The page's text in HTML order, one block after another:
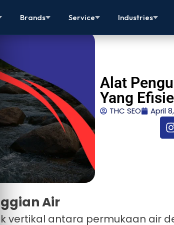
Brands Service Industries
Alat
Yang
THC SEO April
Air
vertikal antara permukaan air